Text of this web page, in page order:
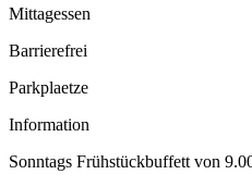
Mittagessen
Barrierefrei
Parkplaetze
Information
Sonntags Frühstückbuffett von